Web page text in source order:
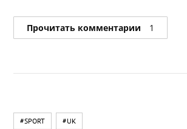
Прочитать комментарии 1
#SPORT #UK